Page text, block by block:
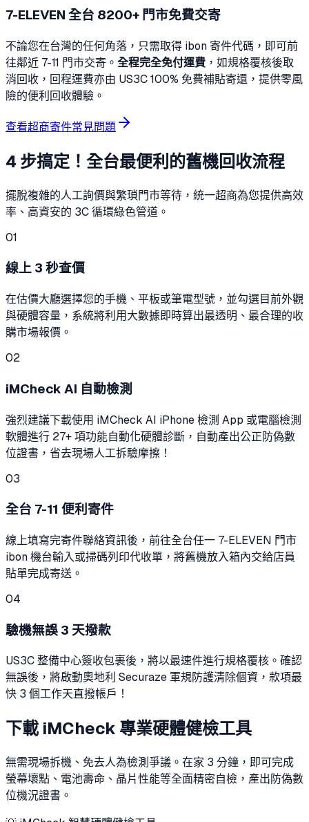
7-ELEVEN 全台 8200+ 門市免費交寄
不論您在台灣的任何角落，只需取得 ibon 寄件代碼，即可前
往鄰近 7-11 門市交寄。 全程完全免付運費 ，如規格覆核後取
消回收，回程運費亦由 US3C 100% 免費補貼寄還，提供零風
險的便利回收體驗。
查看超商寄件常見問題
4 步搞定！全台最便利的舊機回收流程
擺脫複雜的人工詢價與繁瑣門市等待，統一超商為您提供高效
率、高資安的 3C 循環綠色管道。
01
線上 3 秒查價
在估價大廳選擇您的手機、平板或筆電型號，並勾選目前外觀
與硬體容量，系統將利用大數據即時算出最透明、最合理的收
購市場報價。
02
iMCheck AI 自動檢測
強烈建議下載使用 iMCheck AI iPhone 檢測 App 或電腦檢測
軟體進行 27+ 項功能自動化硬體診斷，自動產出公正防偽數
位證書，省去現場人工拆驗摩擦！
03
全台 7-11 便利寄件
線上填寫完寄件聯絡資訊後，前往全台任一 7-ELEVEN 門市
ibon 機台輸入或掃碼列印代收單，將舊機放入箱內交給店員
貼單完成寄送。
04
驗機無誤 3 天撥款
US3C 整備中心簽收包裹後，將以最速件進行規格覆核。確認
無誤後，將啟動奧地利 Securaze 軍規防護清除個資，款項最
快 3 個工作天直撥帳戶！
下載 iMCheck 專業硬體健檢工具
無需現場拆機、免去人為檢測爭議。在家 3 分鐘，即可完成
螢幕壞點、電池壽命、晶片性能等全面精密自檢，產出防偽數
位機況證書。